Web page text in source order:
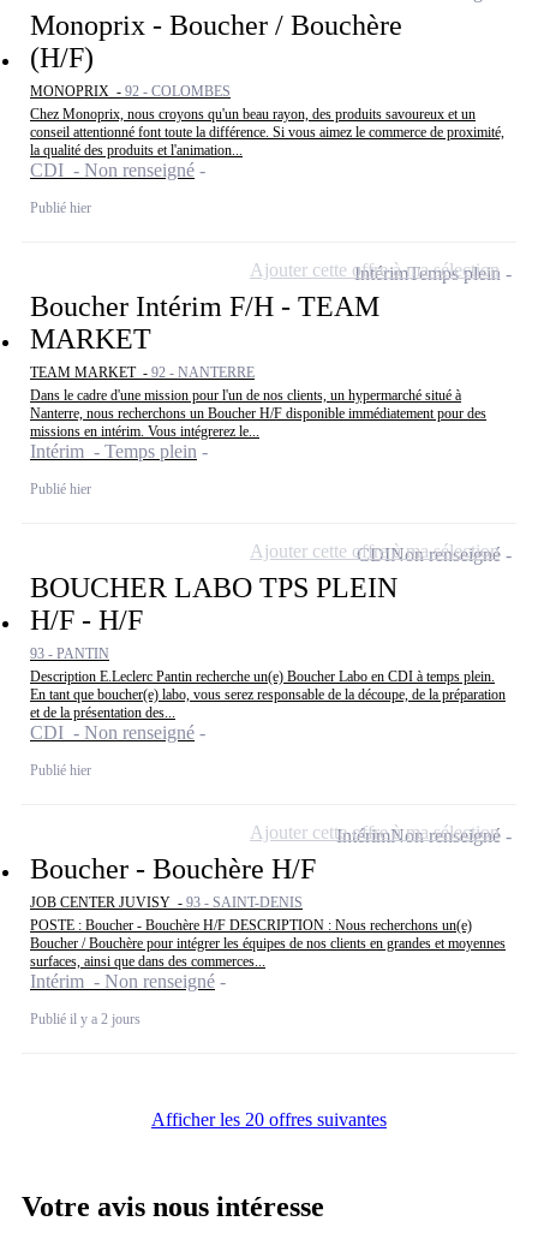
Monoprix - Boucher / Bouchère
(H/F)
MONOPRIX - 92 - COLOMBES
Chez Monoprix, nous croyons qu'un beau rayon, des produits savoureux et un
conseil attentionné font toute la différence. Si vous aimez le commerce de proximité,
la qualité des produits et l'animation...
CDI - Non renseigné
Publié hier
Boucher Intérim F/H - TEAM
MARKET
TEAM MARKET - 92 - NANTERRE
Dans le cadre d'une mission pour l'un de nos clients, un hypermarché situé à
Nanterre, nous recherchons un Boucher H/F disponible immédiatement pour des
missions en intérim. Vous intégrerez le...
Intérim - Temps plein
Publié hier
IntérimTemps plein
Ajouter cette offre à ma sélection
BOUCHER LABO TPS PLEIN
H/F - H/F
93 - PANTIN
Description E.Leclerc Pantin recherche un(e) Boucher Labo en CDI à temps plein.
En tant que boucher(e) labo, vous serez responsable de la découpe, de la préparation
et de la présentation des...
CDI - Non renseigné
Publié hier
CDINon renseigné
Ajouter cette offre à ma sélection
Boucher - Bouchère H/F
JOB CENTER JUVISY - 93 - SAINT-DENIS
POSTE : Boucher - Bouchère H/F DESCRIPTION : Nous recherchons un(e)
Boucher / Bouchère pour intégrer les équipes de nos clients en grandes et moyennes
surfaces, ainsi que dans des commerces...
Intérim - Non renseigné
Publié il y a 2 jours
IntérimNon renseigné
Ajouter cette offre à ma sélection
Afficher les 20 offres suivantes
Votre avis nous intéresse